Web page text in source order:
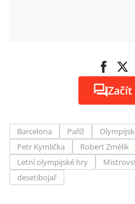
Barcelona Paříž
Petr Kymlička
Robert Změlík
Letní olympijské hry
desetibojař